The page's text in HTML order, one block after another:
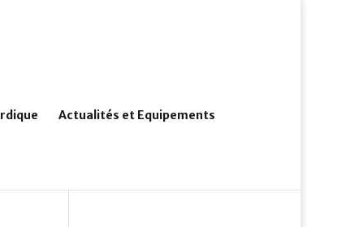
Actualités et Equipements